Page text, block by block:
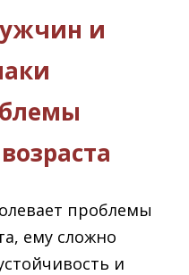
и
проблемы
ему сложно
и